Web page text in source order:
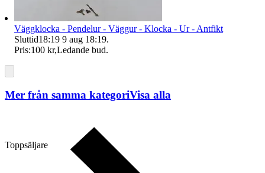
Toppsäljare
Väggklocka - Pendelur - Väggur - Klocka - Ur - Antfikt
Sluttid18:19 9 aug 18:19.
Pris:100 kr,Ledande bud.
Mer från samma kategoriVisa alla